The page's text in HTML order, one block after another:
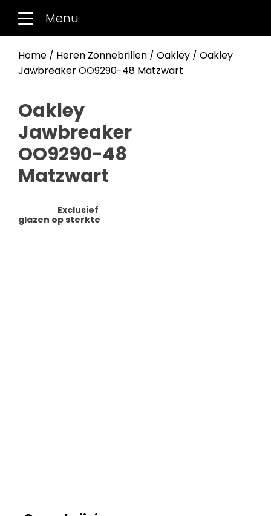
Menu
Home / Heren Zonnebrillen /Oakley / Oakley
Jawbreaker OO9290-48 Matzwart
Oakley
Jawbreaker
OO9290-48
Matzwart
Exclusief
glazen op sterkte